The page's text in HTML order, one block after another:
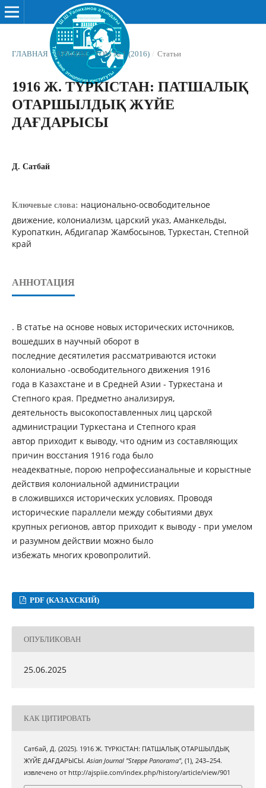
ГЛАВНАЯ / АРХИВЫ / ТОМ № 1 (2016) / Статьи
1916 Ж. ТҮРКІСТАН: ПАТШАЛЫҚ
ОТАРШЫЛДЫҚ ЖҮЙЕ
ДАҒДАРЫСЫ
Д. Сатбай
Ключевые слова: национально-освободительное
движение, колониализм, царский указ, Аманкельды,
Куропаткин, Абдигапар Жамбосынов, Туркестан, Степной
край
АННОТАЦИЯ
. В статье на основе новых исторических источников,
вошедших в научный оборот в
последние десятилетия рассматриваются истоки
колониально -освободительного движения 1916
года в Казахстане и в Средней Азии - Туркестана и
Степного края. Предметно анализируя,
деятельность высокопоставленных лиц царской
администрации Туркестана и Степного края
автор приходит к выводу, что одним из составляющих
причин восстания 1916 года было
неадекватные, порою непрофессианальные и корыстные
действия колониальной администрации
в сложившихся исторических условиях. Проводя
исторические параллели между событиями двух
крупных регионов, автор приходит к выводу - при умелом
и разумном действии можно было
избежать многих кровопролитий.
PDF (КАЗАХСКИЙ)
ОПУБЛИКОВАН
25.06.2025
КАК ЦИТИРОВАТЬ
Сатбай, Д. (2025). 1916 Ж. ТҮРКІСТАН: ПАТШАЛЫҚ ОТАРШЫЛДЫҚ
ЖҮЙЕ ДАҒДАРЫСЫ.Asian Journal "Steppe Panorama", (1), 243–254.
извлечено от http://ajspiie.com/index.php/history/article/view/901